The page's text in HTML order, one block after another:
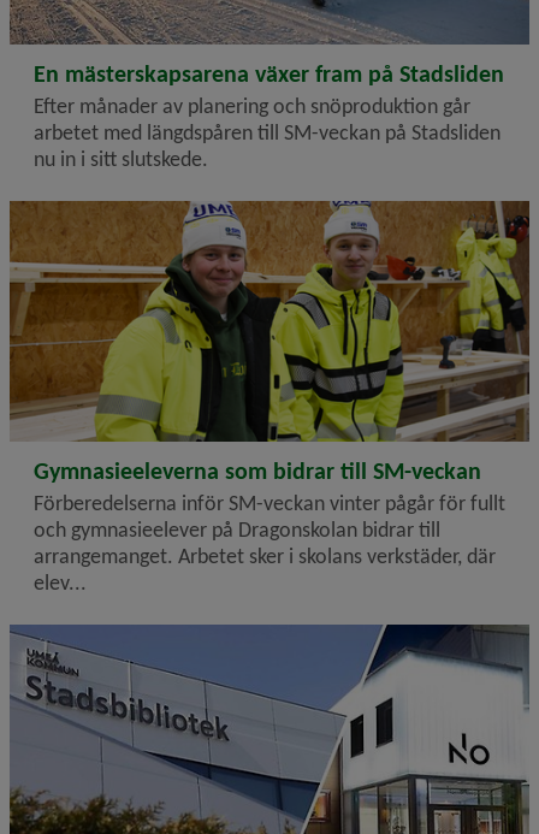
2026-02-17
En mästerskapsarena växer fram på Stadsliden
Efter månader av planering och snöproduktion går
arbetet med längdspåren till SM-veckan på Stadsliden
nu in i sitt slutskede.
2026-02-10
Gymnasieeleverna som bidrar till SM-veckan
Förberedelserna inför SM-veckan vinter pågår för fullt
och gymnasieelever på Dragonskolan bidrar till
arrangemanget. Arbetet sker i skolans verkstäder, där
elev...